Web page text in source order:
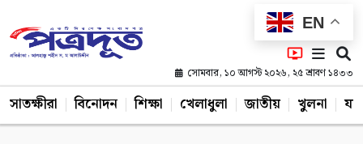
EN
সোমবার, ১০ আগস্ট ২০২৬, ২৫ শ্রাবণ ১৪৩৩
সাতক্ষীরা বিনোদন শিক্ষা খেলাধুলা জাতীয় খুলনা